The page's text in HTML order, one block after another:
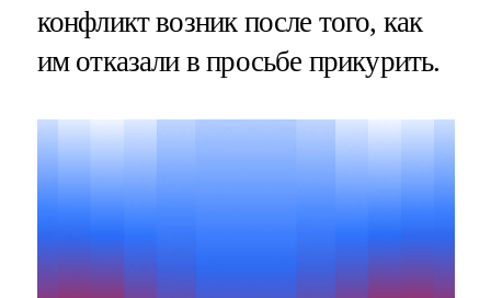
конфликт возник после того, как
им отказали в просьбе прикурить.